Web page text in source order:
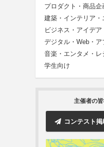
プロダクト・商品企
建築・インテリア・
ビジネス・アイデア
デジタル・Web・ア
音楽・エンタメ・レ
学生向け
主催者の
コンテスト